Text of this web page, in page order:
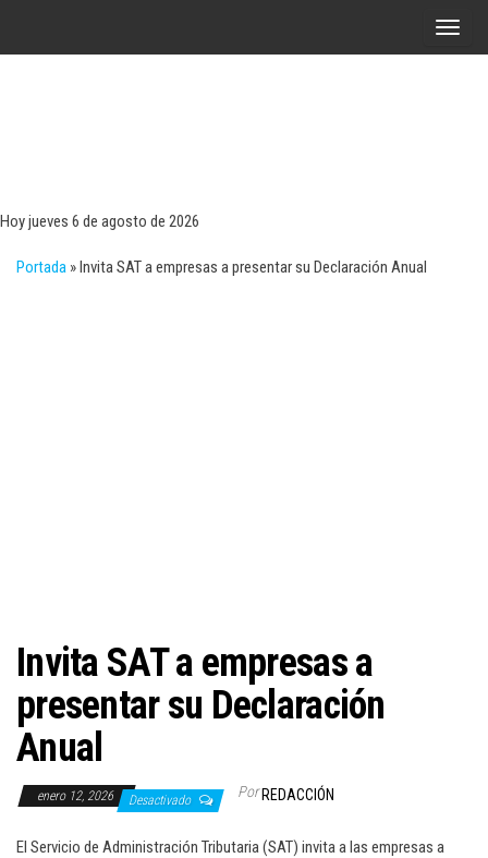
A
Hoy jueves 6 de agosto de 2026
Portada »Invita SAT a empresas a presentar su Declaración Anual
Invita SAT a empresas a
presentar su Declaración
Anual
enero 12, 2026 Desactivado Por REDACCIÓN
El Servicio de Administración Tributaria (SAT) invita a las empresas a